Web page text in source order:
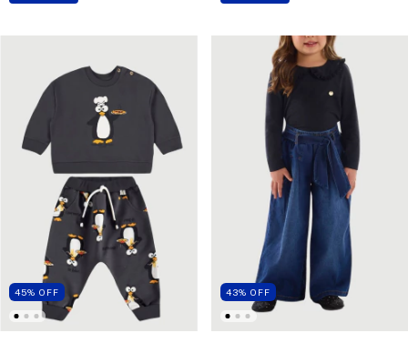
45% OFF 43% OFF